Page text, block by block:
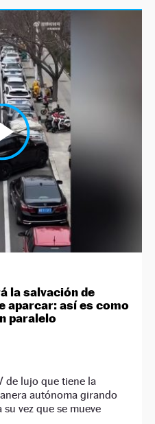
la salvación de
aparcar: así es como
paralelo
de lujo que tiene la
autónoma girando
su vez que se mueve